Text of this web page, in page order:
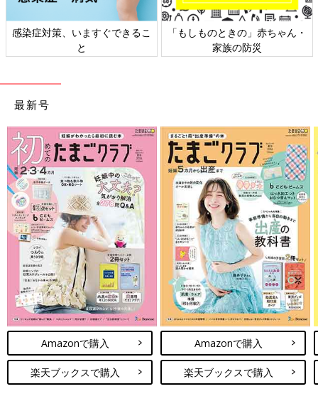
赤ちゃんの良質な睡眠は脳の発達にも関係すると考えているマ
マ・パパたちは「睡眠」についても関心が高いことでしょう。赤
ちゃんが夜ぐっすり眠ると、ママやパパの睡眠も確保されます。
なお、全米睡眠財団によると、０～3カ月の赤ちゃんの睡眠時間
～14時間、そして大人は7～9時間が理想的だそう。親子で「快
適な眠り」を味方につけて、家族みんなで元気に毎日を過ごした
（取材・文／中澤夕美恵、ひよこクラブ編集部）
監修／星野恭子先生
初回公開日 2020/01/07
育児中におススメのアプリ
アプリ「まいにちのたまひよ」
きるこ
「もしものときの」赤ちゃん・
日本外来小児科学会リ
ト検討会
最新号
Amazonで購入
楽天ブックスで購入
Amazonで購入
楽天ブックスで購入